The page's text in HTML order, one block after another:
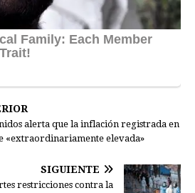
alerta que la inflación registrada en
«extraordinariamente elevada»
SIGUIENTE
restricciones contra la